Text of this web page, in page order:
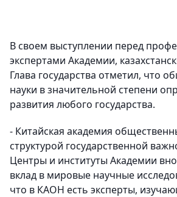
В своем выступлении перед
экспертами Академии,
Глава государства отметил, что
науки в значительной степени
развития любого государства.
- Китайская академия
структурой государственной
Центры и институты Академии
вклад в мировые научные
что в КАОН есть эксперты,